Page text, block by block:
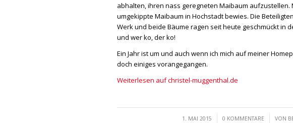
abhalten, ihren nass geregneten Maibaum aufzustellen.
umgekippte Maibaum in Hochstadt bewies. Die
Werk und beide Bäume ragen seit heute geschmückt in
und wer ko, der ko!
Ein Jahr ist um und auch wenn ich mich auf meiner
doch einiges vorangegangen.
Weiterlesen auf christel-muggenthal.de
1. MAI 2015
/ 0 KOMMENTARE
/ VON